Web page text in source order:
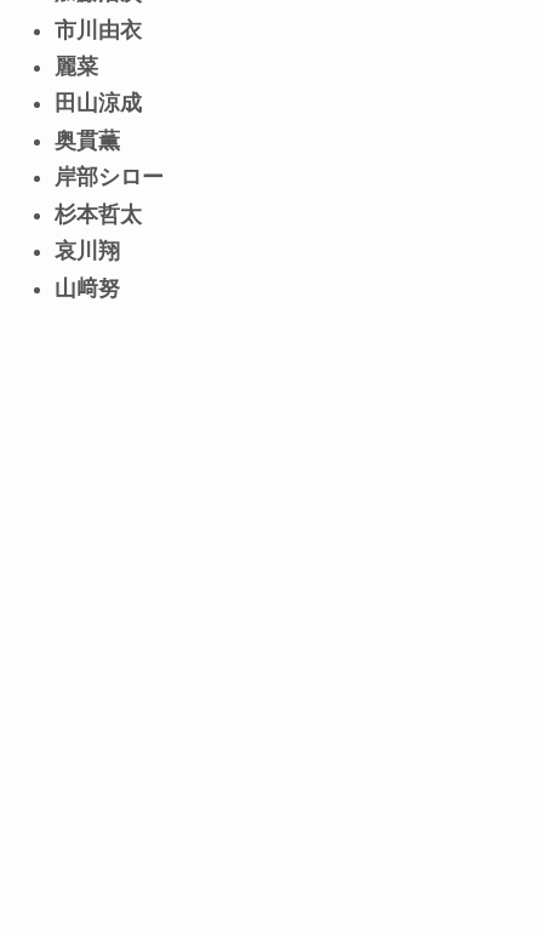
市川由衣
麗菜
田山涼成
奥貫薫
岸部シロー
杉本哲太
哀川翔
山﨑努